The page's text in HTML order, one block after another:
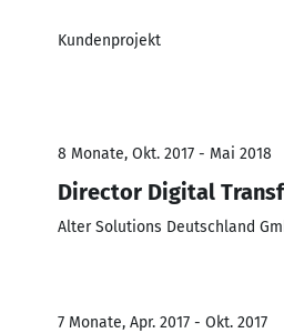
Kundenprojekt
8 Monate, Okt. 2017 - Mai 2018
Director Digital
Alter Solutions Deutschland
7 Monate, Apr. 2017 - Okt. 2017